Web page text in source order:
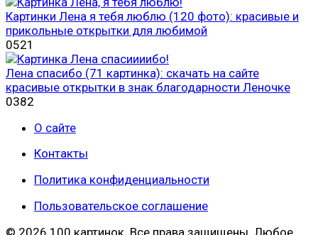
Картинки Лена я тебя люблю (120 фото): красивые и
прикольные открытки для любимой
0521
Лена спасибо (71 картинка): скачать на сайте
красивые открытки в знак благодарности Леночке
0382
О сайте
Контакты
Политика конфиденциальности
Пользовательское соглашение